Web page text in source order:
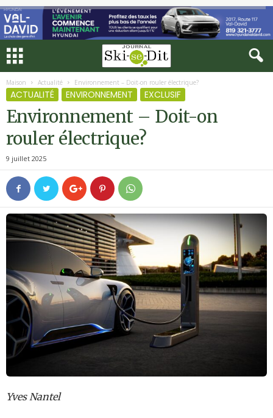
Maison Actualité Environnement – Doit-on rouler électrique?
ACTUALITÉ ENVIRONNEMENT EXCLUSIF
Environnement – Doit-on
rouler électrique?
9 juillet 2025
Yves Nantel